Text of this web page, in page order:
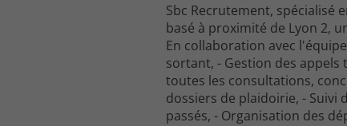
Sbc Recrutement, spécialisé
basé à proximité de Lyon 2,
En collaboration avec
sortant, - Gestion des appels
toutes les consultations,
dossiers de plaidoirie, - Suivi
passés, - Organisation des